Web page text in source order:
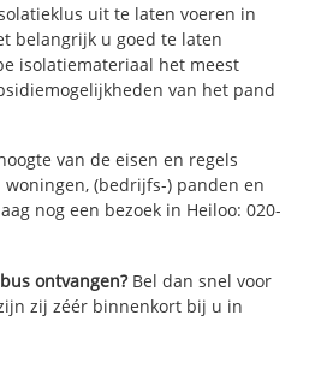
uit te laten voeren in
belangrijk u goed te laten
isolatiemateriaal het meest
van het pand
van de eisen en regels
(bedrijfs-) panden en
nog een bezoek in Heiloo: 020-
ontvangen?Bel dan snel voor
zij zéér binnenkort bij u in